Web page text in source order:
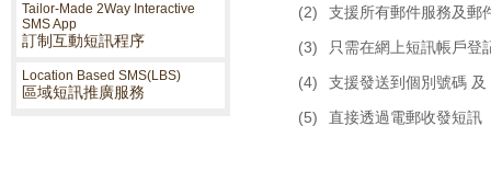
Tailor-Made 2Way Interactive
SMS App
訂制互動短訊程序
Location Based SMS(LBS)
區域短訊推廣服務
(2)
支援所有郵件服務及郵
(3)
只需在網上短訊帳戶登
(4)
支援發送到個別號碼
(5)
直接透過電郵收發短訊